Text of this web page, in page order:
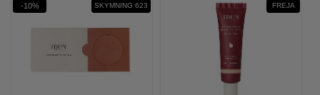
-10% SKYMNING 623 FREJA